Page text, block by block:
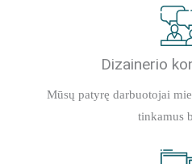
Dizainerio
Mūsų patyrę darbuotojai
tinkamus